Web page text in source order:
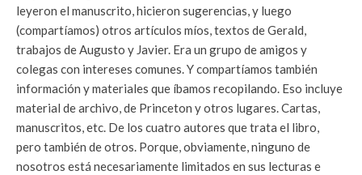
leyeron el manuscrito, hicieron sugerencias, y luego
(compartíamos) otros artículos míos, textos de Gerald,
trabajos de Augusto y Javier. Era un grupo de amigos y
colegas con intereses comunes. Y compartíamos también
información y materiales que íbamos recopilando. Eso incluye
material de archivo, de Princeton y otros lugares. Cartas,
manuscritos, etc. De los cuatro autores que trata el libro,
pero también de otros. Porque, obviamente, ninguno de
nosotros está necesariamente limitados en sus lecturas e